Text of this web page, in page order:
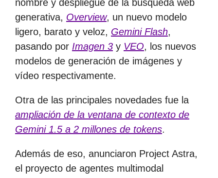
nombre y despliegue de la búsqueda web
generativa, Overview, un nuevo modelo
ligero, barato y veloz, Gemini Flash,
pasando por Imagen 3 y VEO, los nuevos
modelos de generación de imágenes y
vídeo respectivamente.
Otra de las principales novedades fue la
ampliación de la ventana de contexto de
Gemini 1.5 a 2 millones de tokens.
Además de eso, anunciaron Project Astra,
el proyecto de agentes multimodal